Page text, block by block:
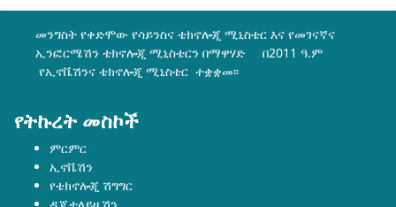
መንግስት የቀድሞው የሳይንስና ቴክኖሎጂ ሚኒስቴር እና የመገናኛና
ኢንፎርሜሽን ቴክኖሎጂ ሚኒስቴርን በማዋሃድ በ2011 ዓ.ም
የኢኖቬሽንና ቴክኖሎጂ ሚኒስቴር ተቋቋመ፡፡
የትኩረት መስኮች
ምርምር
ኢኖቬሽን
የቴክኖሎጂ ሽግግር